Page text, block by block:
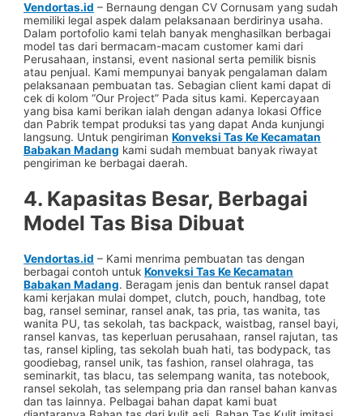
Vendortas.id – Bernaung dengan CV Cornusam yang sudah
memiliki legal aspek dalam pelaksanaan berdirinya usaha.
Dalam portofolio kami telah banyak menghasilkan berbagai
model tas dari bermacam-macam customer kami dari
Perusahaan, instansi, event nasional serta pemilik bisnis
atau penjual. Kami mempunyai banyak pengalaman dalam
pelaksanaan pembuatan tas. Sebagian client kami dapat di
cek di kolom “Our Project” Pada situs kami. Kepercayaan
yang bisa kami berikan ialah dengan adanya lokasi Office
dan Pabrik tempat produksi tas yang dapat Anda kunjungi
langsung. Untuk pengirimanKonveksi Tas Ke Kecamatan
Babakan Madang kami sudah membuat banyak riwayat
pengiriman ke berbagai daerah.
4. Kapasitas Besar, Berbagai
Model Tas Bisa Dibuat
Vendortas.id – Kami menrima pembuatan tas dengan
berbagai contoh untukKonveksi Tas Ke Kecamatan
Babakan Madang. Beragam jenis dan bentuk ransel dapat
kami kerjakan mulai dompet, clutch, pouch, handbag, tote
bag, ransel seminar, ransel anak, tas pria, tas wanita, tas
wanita PU, tas sekolah, tas backpack, waistbag, ransel bayi,
ransel kanvas, tas keperluan perusahaan, ransel rajutan, tas
tas, ransel kipling, tas sekolah buah hati, tas bodypack, tas
goodiebag, ransel unik, tas fashion, ransel olahraga, tas
seminarkit, tas blacu, tas selempang wanita, tas notebook,
ransel sekolah, tas selempang pria dan ransel bahan kanvas
dan tas lainnya. Pelbagai bahan dapat kami buat